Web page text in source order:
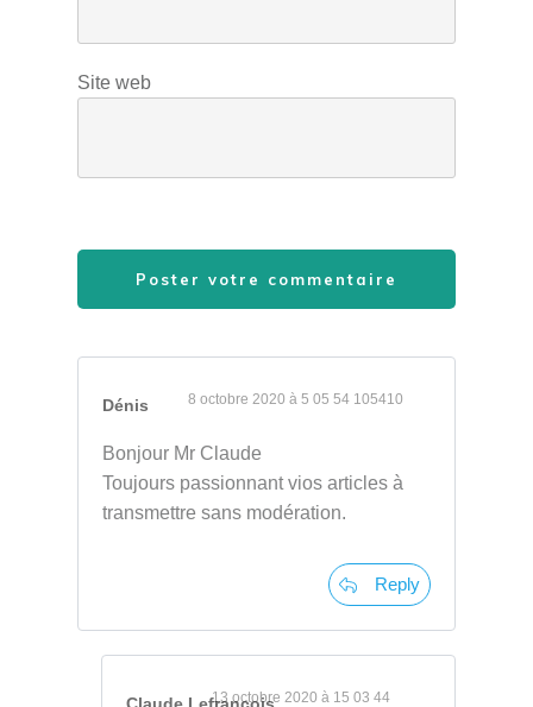
Site web
Poster votre commentaire
Dénis 8 octobre 2020 à 5 05 54 105410
Bonjour Mr Claude
Toujours passionnant vios articles à
transmettre sans modération.
Reply
13 octobre 2020 à 15 03 44